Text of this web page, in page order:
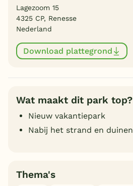
Lagezoom 15
4325 CP, Renesse
Nederland
Download plattegrond
Wat maakt dit park top?
Nieuw vakantiepark
Nabij het strand en duinen
Thema's